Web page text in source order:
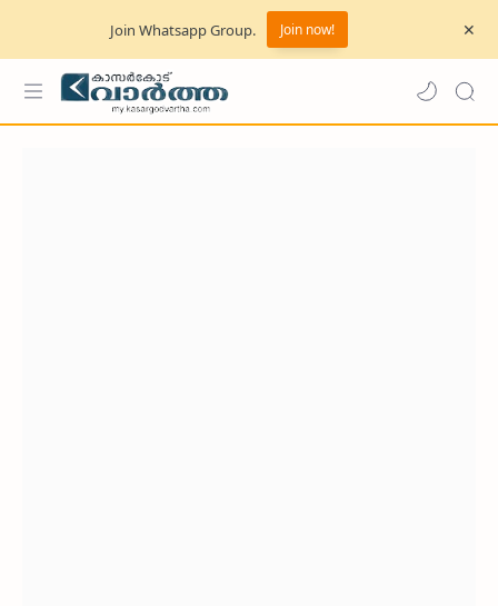
Join Whatsapp Group. Join now!